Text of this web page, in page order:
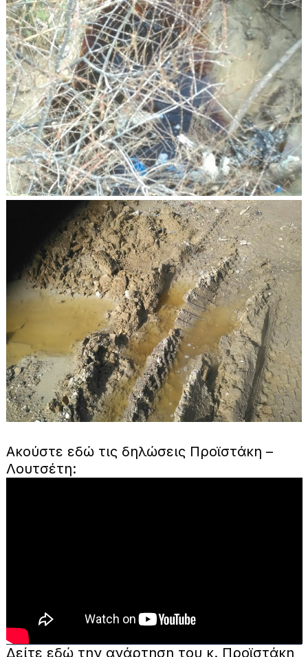
Ακούστε εδώ τις δηλώσεις Προϊστάκη –
Λουτσέτη:
Δείτε εδώ την ανάρτηση του κ. Προϊστάκη